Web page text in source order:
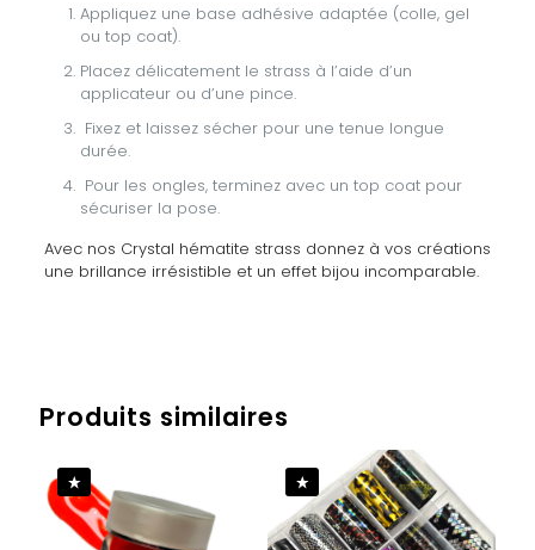
Appliquez une base adhésive adaptée (colle, gel
ou top coat).
Placez délicatement le strass à l’aide d’un
applicateur ou d’une pince.
Fixez et laissez sécher pour une tenue longue
durée.
Pour les ongles, terminez avec un top coat pour
sécuriser la pose.
Avec nos Crystal hématite strass donnez à vos créations
une brillance irrésistible et un effet bijou incomparable.
Soyez le premier à laisser votre avis
sur “CRYSTAL HEMATITE STRASS SS12”
Vous devez être pour publier un avis.
Produits similaires